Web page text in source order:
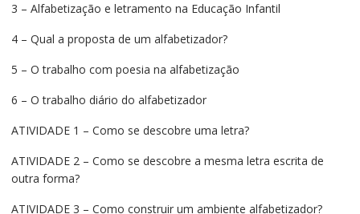
3 – Alfabetização e letramento na Educação Infantil
4 – Qual a proposta de um alfabetizador?
5 – O trabalho com poesia na alfabetização
6 – O trabalho diário do alfabetizador
ATIVIDADE 1 – Como se descobre uma letra?
ATIVIDADE 2 – Como se descobre a mesma letra escrita de
outra forma?
ATIVIDADE 3 – Como construir um ambiente alfabetizador?